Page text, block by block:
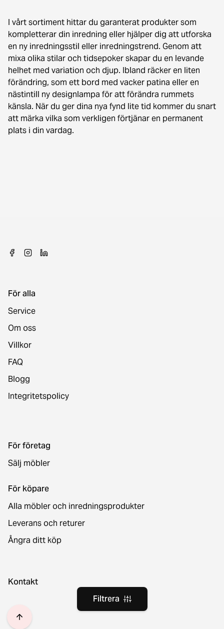
Filtrera
I vårt sortiment hittar du garanterat produkter som
kompletterar din inredning eller hjälper dig att utforska
en ny inredningsstil eller inredningstrend. Genom att
mixa olika stilar och tidsepoker skapar du en levande
helhet med variation och djup. Ibland räcker en liten
förändring, som ett bord med vacker patina eller en
nästintill ny designlampa för att förändra rummets
känsla. När du ger dina nya fynd lite tid kommer du snart
att märka vilka som verkligen förtjänar en permanent
plats i din vardag.
För alla
Service
Om oss
Villkor
FAQ
Blogg
Integritetspolicy
För företag
Sälj möbler
För köpare
Alla möbler och inredningsprodukter
Leverans och returer
Ångra ditt köp
Kontakt